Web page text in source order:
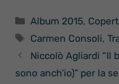
Categorie
Album 2015,
Tag
Carmen Consoli,
Niccolò Agliardi “Il
sono anch’io)” per la